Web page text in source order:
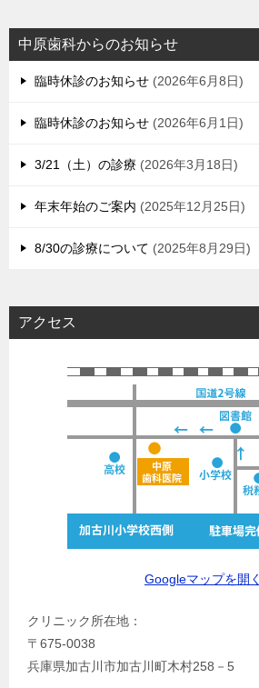
中原歯科からのお知らせ
臨時休診のお知らせ 2026年6月8日
臨時休診のお知らせ 2026年6月1日
3/21（土）の診療 2026年3月18日
年末年始のご案内 2025年12月25日
8/30の診療について 2025年8月29日
アクセス
Googleマップを開く
クリニック所在地：
〒675-0038
兵庫県加古川市加古川町木村258－5